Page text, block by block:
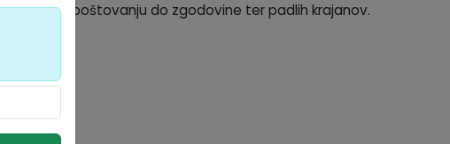
v spoštovanju do zgodovine ter padlih krajanov.